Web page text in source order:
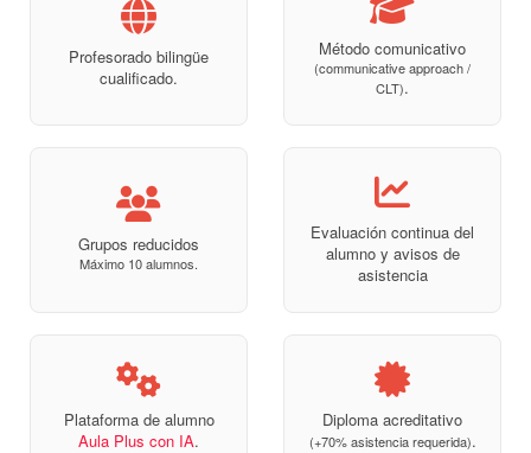
Profesorado bilingüe
cualificado.
Método comunicativo
(communicative approach /
CLT).
Grupos reducidos
Máximo 10 alumnos.
Evaluación continua del
alumno y avisos de
asistencia
Plataforma de alumno
Aula Plus con IA.
Diploma acreditativo
(+70% asistencia requerida).